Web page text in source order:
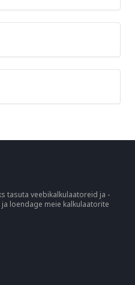
tasuta veebikalkulaatoreid ja -
loendage meie kalkulaatorite